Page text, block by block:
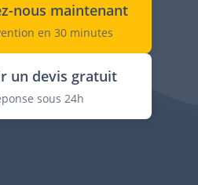
nous maintenant
en 30 minutes
un devis gratuit
sous 24h